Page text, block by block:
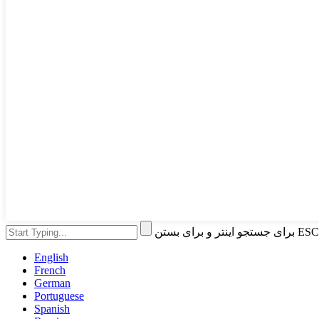
English
French
German
Portuguese
Spanish